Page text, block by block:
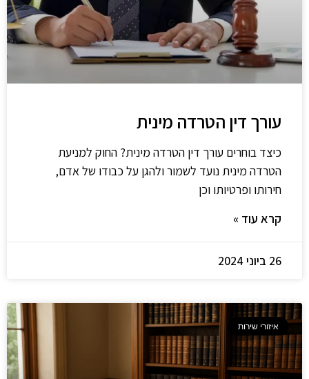
עורך דין הטרדה מינית
כיצד בוחרים עורך דין הטרדה מינית? החוק למניעת
הטרדה מינית נועד לשמור ולהגן על כבודו של אדם,
חירותו ופרטיותו וכן
קרא עוד »
26 ביוני 2024
איזורי שירות